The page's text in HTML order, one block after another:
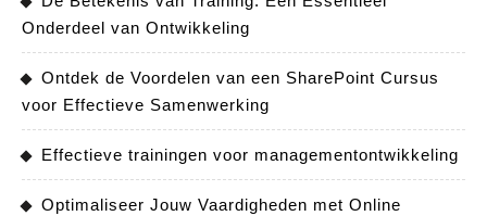
Onderdeel van Ontwikkeling
Ontdek de Voordelen van een SharePoint Cursus
voor Effectieve Samenwerking
Effectieve trainingen voor managementontwikkeling
Optimaliseer Jouw Vaardigheden met Online